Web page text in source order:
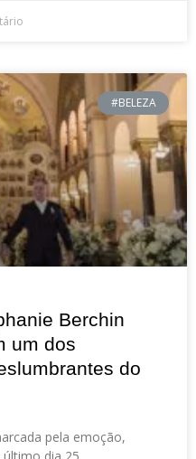
#BELEZA
Berchin
um dos
do
pela emoção,
dia 25